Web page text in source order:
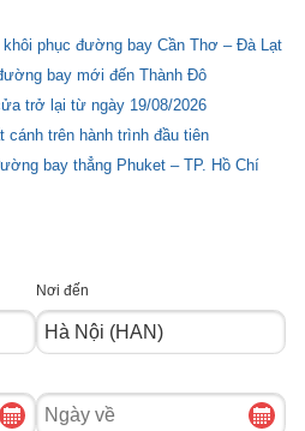
phục đường bay Cần Thơ – Đà Lạt
bay mới đến Thành Đô
trở lại từ ngày 19/08/2026
trên hành trình đầu tiên
bay thẳng Phuket – TP. Hồ Chí
Nơi đến
Ngày
về